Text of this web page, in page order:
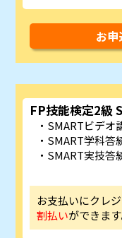
お
FP技能検定2級
SMARTビデオ
SMART学科答
SMART実技答
お支払いにクレ
割払いができます